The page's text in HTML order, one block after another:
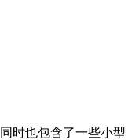
时也包含了一些小型